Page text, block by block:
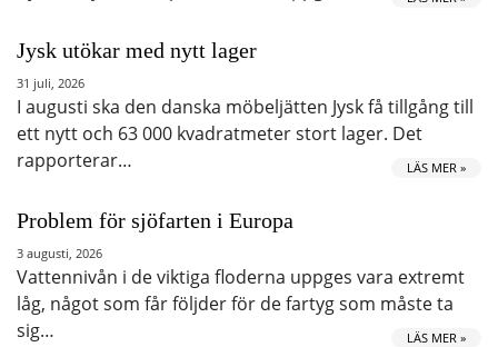
Jysk utökar med nytt lager
31 juli, 2026
I augusti ska den danska möbeljätten Jysk få tillgång till
ett nytt och 63 000 kvadratmeter stort lager. Det
rapporterar…
LÄS MER »
Problem för sjöfarten i Europa
3 augusti, 2026
Vattennivån i de viktiga floderna uppges vara extremt
låg, något som får följder för de fartyg som måste ta
sig…
LÄS MER »